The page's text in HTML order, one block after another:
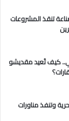
تنقذ المشروعات
كيف تُعيد مقديشو
وتنفذ مناورات